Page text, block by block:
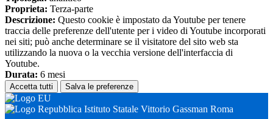
Proprieta: Terza-parte
Descrizione: Questo cookie è impostato da Youtube per tenere
traccia delle preferenze dell'utente per i video di Youtube incorporati
nei siti; può anche determinare se il visitatore del sito web sta
utilizzando la nuova o la vecchia versione dell'interfaccia di
Youtube.
Durata: 6 mesi
Accetta tutti Salva le preferenze
Istituto Statale Vittorio Gassman Roma